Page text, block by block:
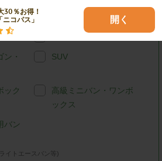
30％お得！
コパス」
開く
・
SUV
ック
高級ミニバン・ワンボ
ックス
バン
イトエースバン等)